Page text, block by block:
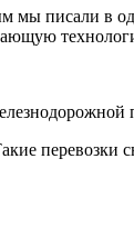
мы писали в
перевозки